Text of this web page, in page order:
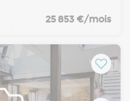
à caractère industriel. En
mixte 25 853 €/mois